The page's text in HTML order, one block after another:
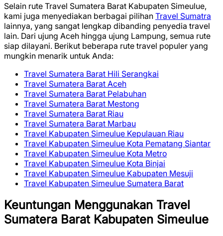
Selain rute Travel Sumatera Barat Kabupaten Simeulue,
kami juga menyediakan berbagai pilihan Travel Sumatra
lainnya, yang sangat lengkap dibanding penyedia travel
lain. Dari ujung Aceh hingga ujung Lampung, semua rute
siap dilayani. Berikut beberapa rute travel populer yang
mungkin menarik untuk Anda:
Travel Sumatera Barat Hili Serangkai
Travel Sumatera Barat Aceh
Travel Sumatera Barat Pelabuhan
Travel Sumatera Barat Mestong
Travel Sumatera Barat Riau
Travel Sumatera Barat Marbau
Travel Kabupaten Simeulue Kepulauan Riau
Travel Kabupaten Simeulue Kota Pematang Siantar
Travel Kabupaten Simeulue Kota Metro
Travel Kabupaten Simeulue Kota Binjai
Travel Kabupaten Simeulue Kabupaten Mesuji
Travel Kabupaten Simeulue Sumatera Barat
Keuntungan Menggunakan Travel
Sumatera Barat Kabupaten Simeulue